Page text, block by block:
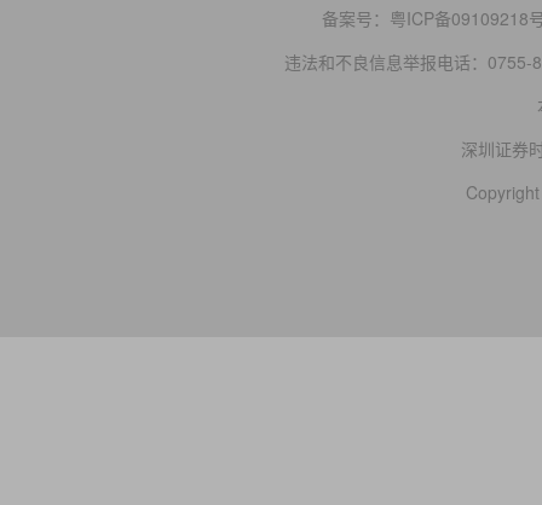
备案号： 粤ICP备09109218
违法和不良信息举报电话：0755-
深圳证券